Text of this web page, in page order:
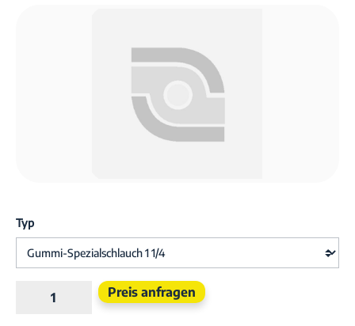
Typ
Produkt Anzahl: Gib den gewünschten
Preis anfragen